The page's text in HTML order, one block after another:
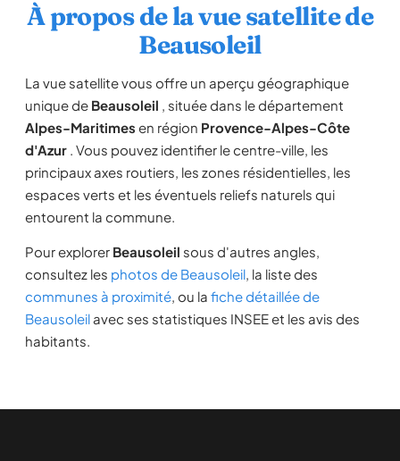
À propos de la vue satellite de
Beausoleil
La vue satellite vous offre un aperçu géographique
unique de Beausoleil , située dans le département
Alpes-Maritimes en région Provence-Alpes-Côte
d'Azur . Vous pouvez identifier le centre-ville, les
principaux axes routiers, les zones résidentielles, les
espaces verts et les éventuels reliefs naturels qui
entourent la commune.
Pour explorer Beausoleil sous d'autres angles,
consultez les photos de Beausoleil, la liste des
communes à proximité, ou la fiche détaillée de
Beausoleil avec ses statistiques INSEE et les avis des
habitants.